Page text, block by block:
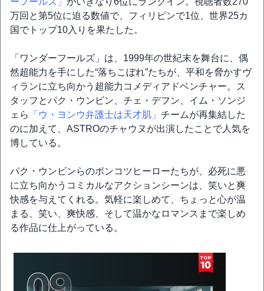
万回と第5位に迫る数値で、フィリピンで1位、世界25カ
国でトップ10入りを果たした。
「ワンダーフールズ」は、1999年の世紀末を舞台に、偶
然超能力を手にした“落ちこぼれ”たちが、平和を脅かすヴ
ィランに立ち向かう超能力コメディアドベンチャー。ス
タッフとパク・ウンビン、チェ・デフン、イム・ソンジ
ェら
「ウ・ヨンウ弁護士は天才肌」 チームが再集結した
のに加えて、ASTROのチャウヌが出演したことで人気を
博している。
パク・ウンビンらのポンコツヒーローたちが、必死に悪
に立ち向かうコミカルなアクションシーンは、笑いと爽
快感を与えてくれる。気軽に楽しめて、ちょっと心が温
まる、笑い、爽快感、そして温かなロマンスまで楽しめ
る作品に仕上がっている。